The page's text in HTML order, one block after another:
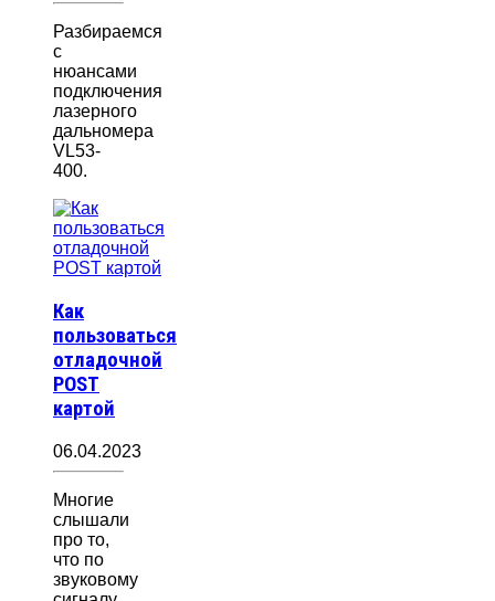
Разбираемся
с
нюансами
подключения
лазерного
дальномера
VL53-
400.
Как
пользоваться
отладочной
POST
картой
06.04.2023
Многие
слышали
про то,
что по
звуковому